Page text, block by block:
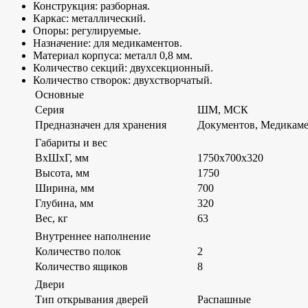
Конструкция: разборная.
Каркас: металлический.
Опоры: регулируемые.
Назначение: для медикаментов.
Материал корпуса: металл 0,8 мм.
Количество секций: двухсекционный.
Количество створок: двухстворчатый.
Основные
Серия
ШМ, МСК
Предназначен для хранения
Документов,
Габариты и вес
ВхШхГ, мм
1750х700х320
Высота, мм
1750
Ширина, мм
700
Глубина, мм
320
Вес, кг
63
Внутреннее наполнение
Количество полок
2
Количество ящиков
8
Двери
Тип открывания дверей
Распашные